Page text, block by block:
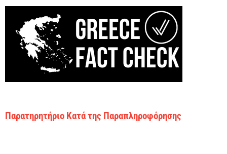
Παρατηρητήριο Κατά της Παραπληροφόρησης